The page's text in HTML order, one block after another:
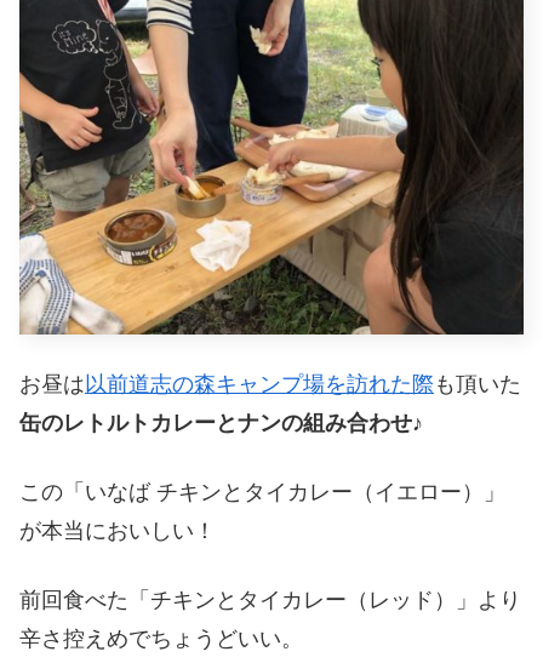
お昼は 以前道志の森キャンプ場を訪れた際 も頂いた
缶のレトルトカレーとナンの組み合わせ♪
この「いなば チキンとタイカレー（イエロー）」
が本当においしい！
前回食べた「チキンとタイカレー（レッド）」より
辛さ控えめでちょうどいい。